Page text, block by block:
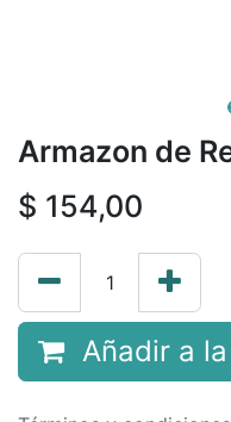
Armazon de
$ 154,00
Añadir a